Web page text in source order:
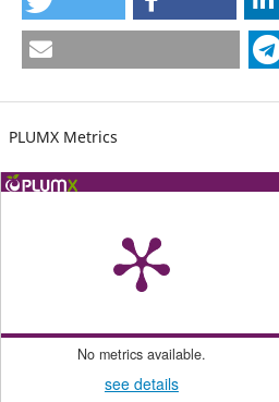
PLUMX Metrics
No metrics available.
see details